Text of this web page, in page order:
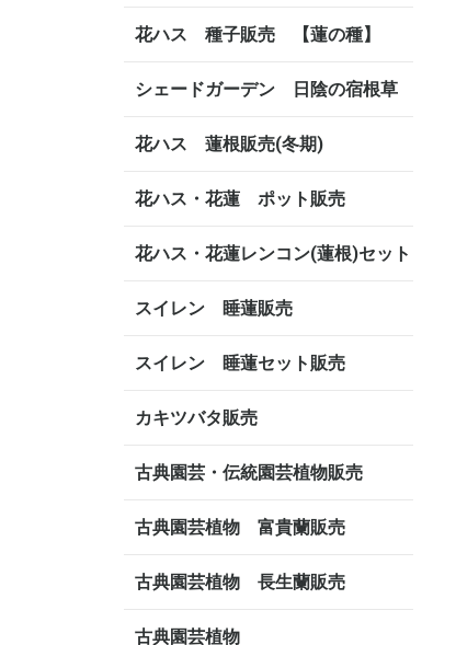
花ハス 種子販売 【蓮の種】
シェードガーデン 日陰の宿根草
花ハス 蓮根販売(冬期)
花ハス・花蓮 ポット販売
花ハス・花蓮レンコン(蓮根)セット
スイレン 睡蓮販売
スイレン 睡蓮セット販売
カキツバタ販売
古典園芸・伝統園芸植物販売
古典園芸植物 富貴蘭販売
古典園芸植物 長生蘭販売
古典園芸植物